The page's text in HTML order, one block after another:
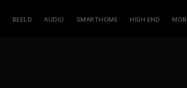
BEELD AUDIO SMARTHOME HIGH END